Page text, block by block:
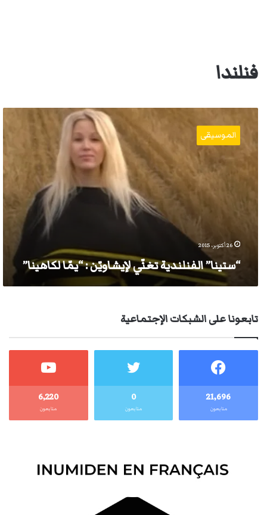
فنلندا
“ستينا”
الفنلندية
لإيشاويّن
“يمّا
الموسيقى
26 أكتوبر، 2015
“ستينا” الفنلندية تغنّي لإيشاويّن : “يمّا لكاهينا”
تابعونا على الشبكات الإجتماعية
21٬696
متابعون
0
متابعون
6٬220
متابعون